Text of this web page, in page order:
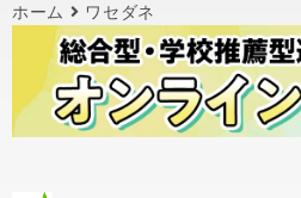
ホーム ワセダネ